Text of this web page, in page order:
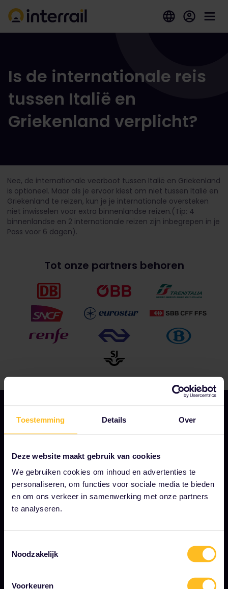
Toestemming Details Over
Deze website maakt gebruik van cookies
We gebruiken cookies om inhoud en advertenties te
personaliseren, om functies voor sociale media te bieden
en om ons verkeer in samenwerking met onze partners
te analyseren.
Noodzakelijk
Voorkeuren
Is de internationale reis
tussen Italië en
Griekenland verplicht?
Nee, de internationale veerboot tussen Italië en Griekenland
is optioneel. Maar als je ervoor kiest om niet tussen Italië en
Griekenland te reizen, kun je je internationale oversteken
niet inwisselen voor extra binnenlandse reizen.(Tip: 4
binnenlandse en 2 internationale reizen zijn inbegrepen in je
Pass voor 6 dagen).
Tot onze partners behoren
Over ons
Werken bij Eurail
Persruimte
Word onze partner
Interrail impactrapport